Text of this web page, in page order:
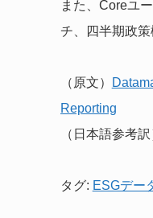
また、Coreユ
チ、四半期政策
（原文）
Reporting
（日本語参考訳
タグ: ESGデー